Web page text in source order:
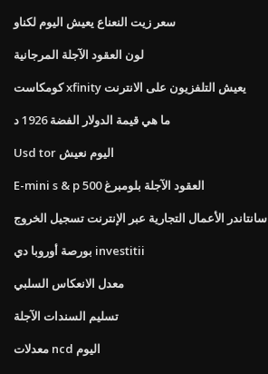
سعر زيت النعناع يعيش اليوم لكناو
لون العقود الآجلة المرجانية
كومكاست xfinity يعيش التلفزيون على الانترنت
ما هي قيمة الدولار الفضة 1926 د
Usd tor اليوم نعيش
E-mini s & p 500 العقود الآجلة بلومبرغ
سانتاندر الأعمال التجارية عبر الإنترنت تسجيل الخروج
بورصة أوروبا دي investitii
معدل الانعكاس السلبي
تسليم السندات الآجلة
معدلات ncd اليوم